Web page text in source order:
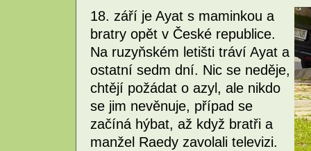
18. září je Ayat s maminkou a
bratry opět v České republice.
Na ruzyňském letišti tráví Ayat a
ostatní sedm dní. Nic se neděje,
chtějí požádat o azyl, ale nikdo
se jim nevěnuje, případ se
začíná hýbat, až když bratři a
manžel Raedy zavolali televizi.